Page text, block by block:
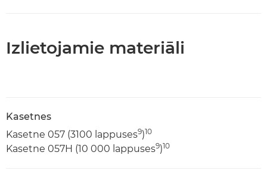
Izlietojamie materiāli
Kasetnes
Kasetne 057 (3100 lappuses9)10
Kasetne 057H (10 000 lappuses9)10